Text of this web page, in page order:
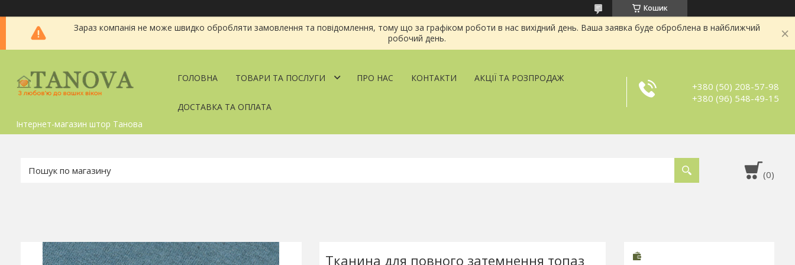
Кошик
Зараз компанія не може швидко обробляти замовлення та повідомлення, тому що за графіком роботи в нас вихідний день. Ваша заявка буде оброблена в найближчий
робочий день.
Інтернет-магазин штор Танова
ГОЛОВНА ТОВАРИ ТА ПОСЛУГИ ПРО НАС КОНТАКТИ АКЦІЇ ТА РОЗПРОДАЖ
ДОСТАВКА ТА ОПЛАТА
+380 (50) 208-57-98
+380 (96) 548-49-15
Тканина для повного затемнення топаз